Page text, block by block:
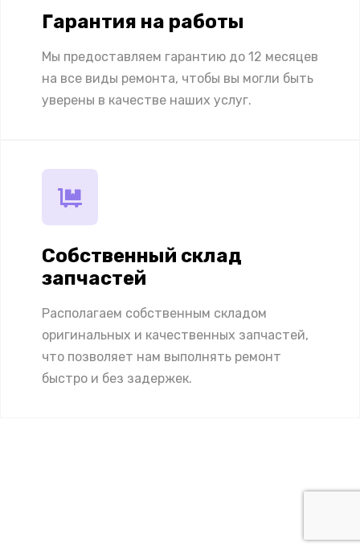
Гарантия на работы
Мы предоставляем гарантию до 12 месяцев
на все виды ремонта, чтобы вы могли быть
уверены в качестве наших услуг.
Собственный склад
запчастей
Располагаем собственным складом
оригинальных и качественных запчастей,
что позволяет нам выполнять ремонт
быстро и без задержек.